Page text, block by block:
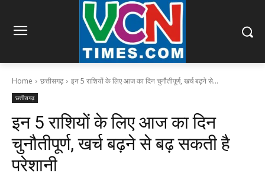
Home छत्तीसगढ़ इन 5 राशियों के लिए आज का दिन चुनौतीपूर्ण, खर्च बढ़ने से...
छत्तीसगढ़
इन 5 राशियों के लिए आज का दिन
चुनौतीपूर्ण, खर्च बढ़ने से बढ़ सकती है
परेशानी